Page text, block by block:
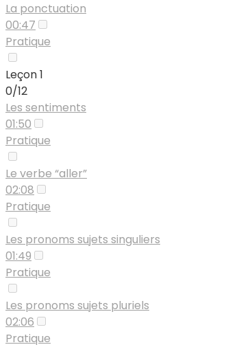
La ponctuation
00:47
Pratique
Leçon 1
0/12
Les sentiments
01:50
Pratique
Le verbe “aller”
02:08
Pratique
Les pronoms sujets singuliers
01:49
Pratique
Les pronoms sujets pluriels
02:06
Pratique